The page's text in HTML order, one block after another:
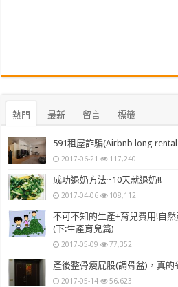
熱門 最新 留言 標籤
591租屋詐騙(Airbnb long
2017-06-21 117,240
成功退奶方法~10天就退奶!!
2017-04-06 108,112
不可不知的生產+育兒費用!自
(下:生產育兒篇)
2017-05-09 77,352
產後整骨瘦屁股(調骨盆)，真的
2017-05-14 56,623